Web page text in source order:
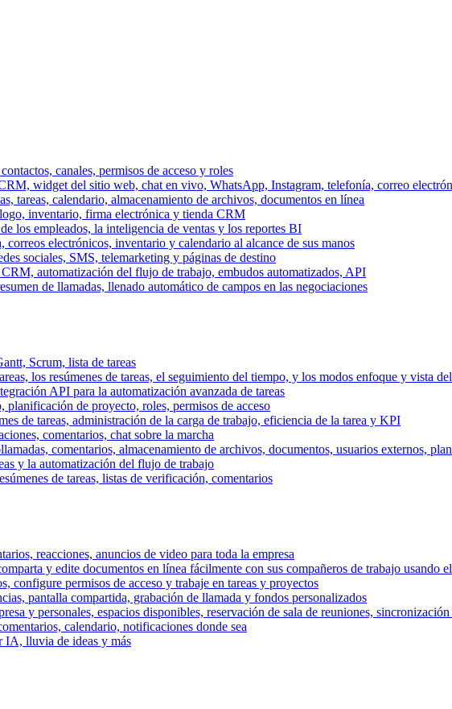
canales, permisos de acceso y roles
widget del sitio web, chat en vivo, WhatsApp, Instagram, telefonía, correo
tareas, calendario, almacenamiento de archivos, documentos en línea
inventario, firma electrónica y tienda CRM
los empleados, la inteligencia de ventas y los reportes BI
correos electrónicos, inventario y calendario al alcance de sus manos
sociales, SMS, telemarketing y páginas de destino
automatización del flujo de trabajo, embudos automatizados, API
de llamadas, llenado automático de campos en las negociaciones
Scrum, lista de tareas
los resúmenes de tareas, el seguimiento del tiempo, y los modos enfoque y vista
API para la automatización avanzada de tareas
de proyecto, roles, permisos de acceso
de tareas, administración de la carga de trabajo, eficiencia de la tarea y KPI
comentarios, chat sobre la marcha
comentarios, almacenamiento de archivos, documentos, usuarios externos,
y la automatización del flujo de trabajo
de tareas, listas de verificación, comentarios
reacciones, anuncios de video para toda la empresa
y edite documentos en línea fácilmente con sus compañeros de trabajo usando
configure permisos de acceso y trabaje en tareas y proyectos
pantalla compartida, grabación de llamada y fondos personalizados
y personales, espacios disponibles, reservación de sala de reuniones,
calendario, notificaciones donde sea
IA, lluvia de ideas y más